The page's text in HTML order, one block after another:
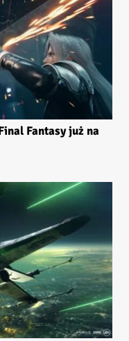
Fantasy już na